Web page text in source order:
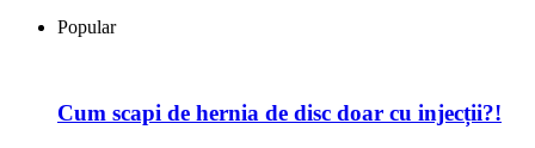
Popular
Cum scapi de hernia de disc doar cu injecții?!